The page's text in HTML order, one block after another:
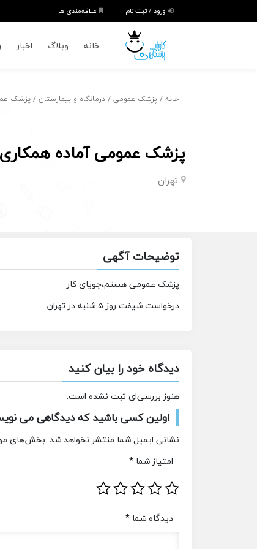
ورود / ثبت نام علاقه‌مندی ها
خانه وبلاگ اخبار
خانه / پزشک عمومی / درمانگاه و بیمارستان / پزشک
پزشک عمومی آماده
تهران
توضیحات آگهی
پزشک عمومی هستم،جویای کار
درخواست شیفت روز ۵ شنبه در تهران
دیدگاه خود را بیان کنید
هنوز بررسی‌ای ثبت نشده است.
اولین کسی باشید که دیدگاهی می
نشانی ایمیل شما منتشر نخواهد شد.بخش‌های
امتیاز شما *
دیدگاه شما *